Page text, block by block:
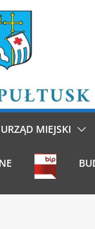
URZĄD MIEJSKI